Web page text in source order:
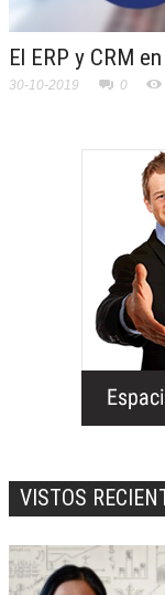
El ERP y CRM
30-10-2019 0
VISTOS